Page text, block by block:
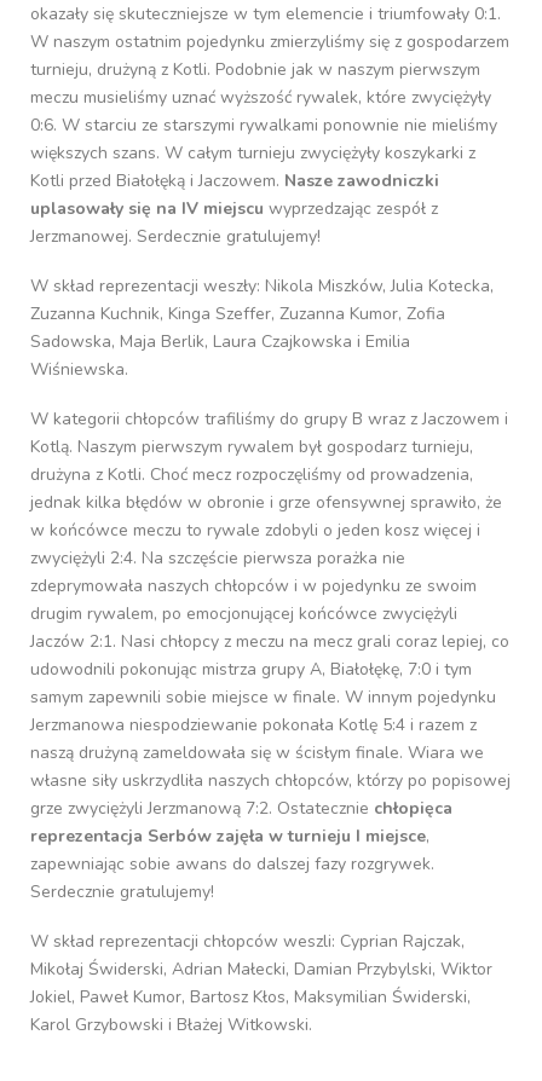
okazały się skuteczniejsze w tym elemencie i triumfowały 0:1.
W naszym ostatnim pojedynku zmierzyliśmy się z gospodarzem
turnieju, drużyną z Kotli. Podobnie jak w naszym pierwszym
meczu musieliśmy uznać wyższość rywalek, które zwyciężyły
0:6. W starciu ze starszymi rywalkami ponownie nie mieliśmy
większych szans. W całym turnieju zwyciężyły koszykarki z
Kotli przed Białołęką i Jaczowem. Nasze zawodniczki
uplasowały się na IV miejscu wyprzedzając zespół z
Jerzmanowej. Serdecznie gratulujemy!
W skład reprezentacji weszły: Nikola Miszków, Julia Kotecka,
Zuzanna Kuchnik, Kinga Szeffer, Zuzanna Kumor, Zofia
Sadowska, Maja Berlik, Laura Czajkowska i Emilia
Wiśniewska.
W kategorii chłopców trafiliśmy do grupy B wraz z Jaczowem i
Kotlą. Naszym pierwszym rywalem był gospodarz turnieju,
drużyna z Kotli. Choć mecz rozpoczęliśmy od prowadzenia,
jednak kilka błędów w obronie i grze ofensywnej sprawiło, że
w końcówce meczu to rywale zdobyli o jeden kosz więcej i
zwyciężyli 2:4. Na szczęście pierwsza porażka nie
zdeprymowała naszych chłopców i w pojedynku ze swoim
drugim rywalem, po emocjonującej końcówce zwyciężyli
Jaczów 2:1. Nasi chłopcy z meczu na mecz grali coraz lepiej, co
udowodnili pokonując mistrza grupy A, Białołękę, 7:0 i tym
samym zapewnili sobie miejsce w finale. W innym pojedynku
Jerzmanowa niespodziewanie pokonała Kotlę 5:4 i razem z
naszą drużyną zameldowała się w ścisłym finale. Wiara we
własne siły uskrzydliła naszych chłopców, którzy po popisowej
grze zwyciężyli Jerzmanową 7:2. Ostatecznie chłopięca
reprezentacja Serbów zajęła w turnieju I miejsce,
zapewniając sobie awans do dalszej fazy rozgrywek.
Serdecznie gratulujemy!
W skład reprezentacji chłopców weszli: Cyprian Rajczak,
Mikołaj Świderski, Adrian Małecki, Damian Przybylski, Wiktor
Jokiel, Paweł Kumor, Bartosz Kłos, Maksymilian Świderski,
Karol Grzybowski i Błażej Witkowski.